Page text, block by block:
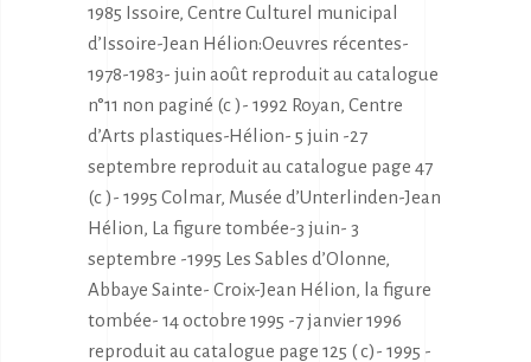
1985 Issoire, Centre Culturel municipal
d’Issoire-Jean Hélion:Oeuvres récentes-
1978-1983- juin août reproduit au catalogue
n°11 non paginé (c )- 1992 Royan, Centre
d’Arts plastiques-Hélion- 5 juin -27
septembre reproduit au catalogue page 47
(c )- 1995 Colmar, Musée d’Unterlinden-Jean
Hélion, La figure tombée-3 juin- 3
septembre -1995 Les Sables d’Olonne,
Abbaye Sainte- Croix-Jean Hélion, la figure
tombée- 14 octobre 1995 -7 janvier 1996
reproduit au catalogue page 125 ( c)- 1995 -